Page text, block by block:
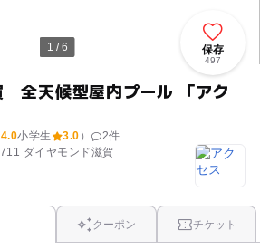
1 / 6
全天候型屋内プール 「アク
4.0小学生 3.0 ） 2件
ダイヤモンド滋賀
保存
497
クーポン チケット